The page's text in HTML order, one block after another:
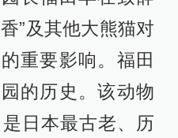
”及其他大熊猫对
重要影响。福田
的历史。该动物
日本最古老、历